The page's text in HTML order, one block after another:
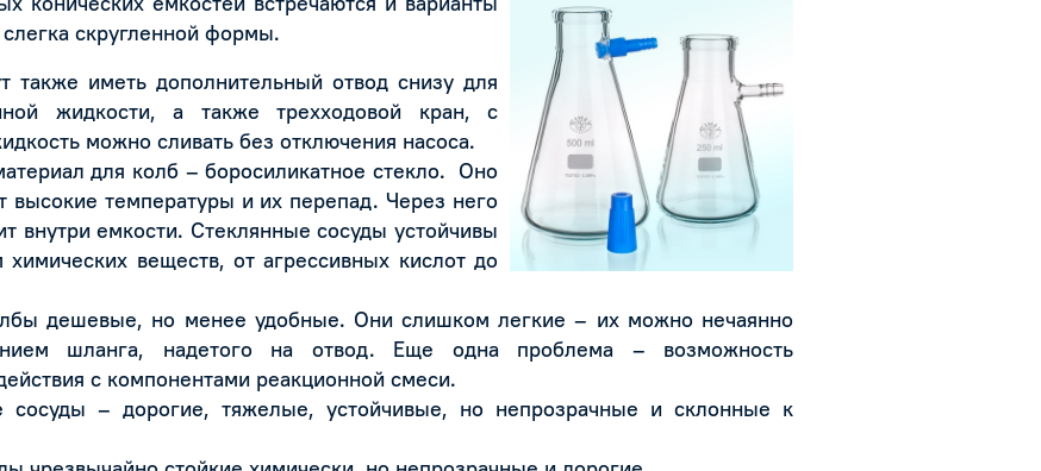
скругленной формы.
также иметь дополнительный отвод снизу для
жидкости, а также трехходовой кран, с
можно сливать без отключения насоса.
для колб – боросиликатное стекло. Оно
температуры и их перепад. Через него
внутри емкости. Стеклянные сосуды устойчивы
веществ, от агрессивных кислот до
дешевые, но менее удобные. Они слишком легкие – их можно нечаянно
шланга, надетого на отвод. Еще одна проблема – возможность
с компонентами реакционной смеси.
– дорогие, тяжелые, устойчивые, но непрозрачные и склонные к